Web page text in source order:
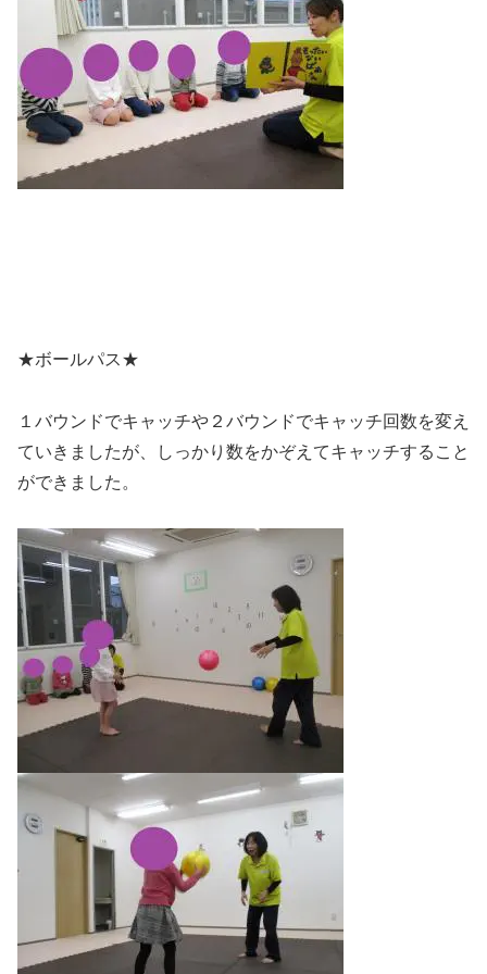
★ボールパス★
１バウンドでキャッチや２バウンドでキャッチ回数を変え
ていきましたが、しっかり数をかぞえてキャッチすること
ができました。